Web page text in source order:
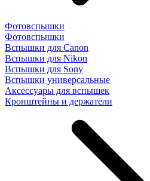
Фотовспышки
Фотовспышки
Вспышки для Canon
Вспышки для Nikon
Вспышки для Sony
Вспышки универсальные
Аксесcуары для вспышек
Кронштейны и держатели